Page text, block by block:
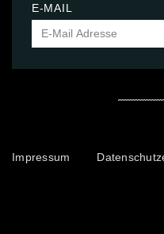
E-MAIL
Impressum